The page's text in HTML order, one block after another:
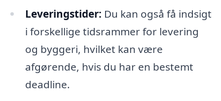
Leveringstider: Du kan også få indsigt
i forskellige tidsrammer for levering
og byggeri, hvilket kan være
afgørende, hvis du har en bestemt
deadline.